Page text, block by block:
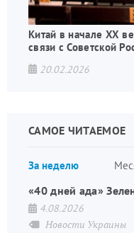
Китай в начале XX
связи с Советской
20.02.2026
САМОЕ ЧИТАЕМОЕ
За неделю
«40 дней ада»
4.08.2026
Новости Украины